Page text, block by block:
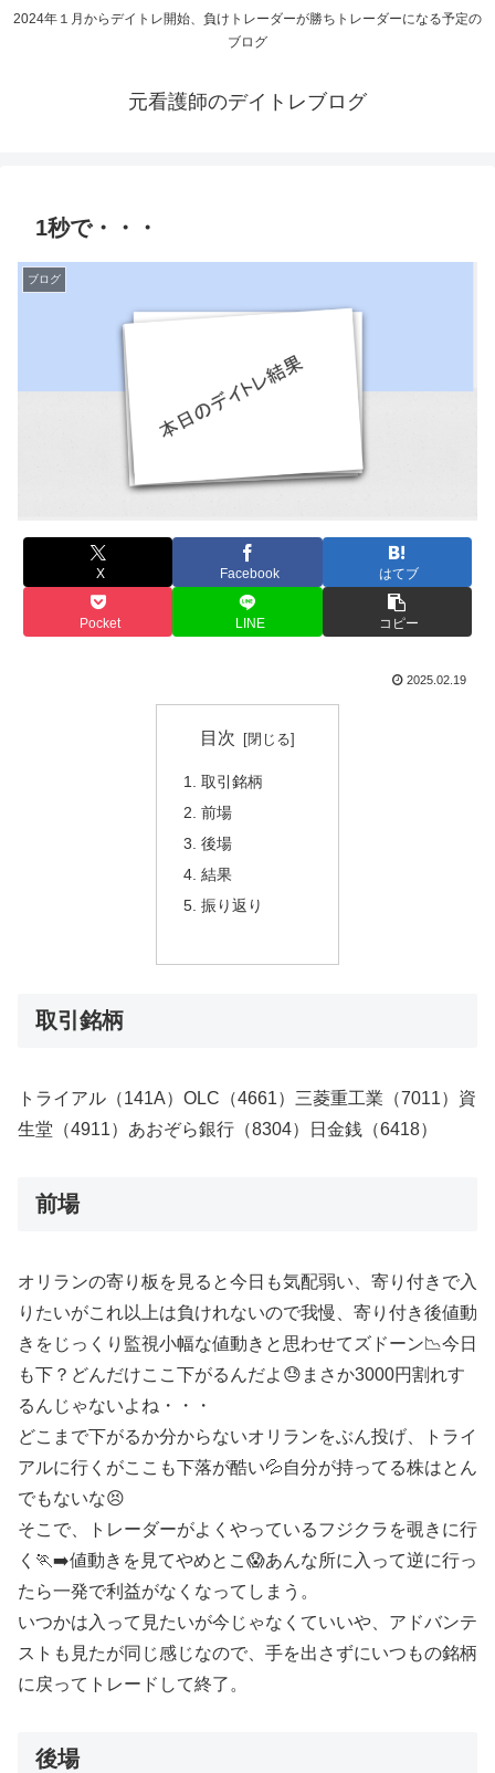
2024年１月からデイトレ開始、負けトレーダーが勝ちトレーダーになる予定の
ブログ
元看護師のデイトレブログ
1秒で・・・
ブログ
X Facebook はてブ
Pocket LINE コピー
2025.02.19
目次
取引銘柄
前場
後場
結果
振り返り
取引銘柄
トライアル（141A）OLC（4661）三菱重工業（7011）資
生堂（4911）あおぞら銀行（8304）日金銭（6418）
前場
オリランの寄り板を見ると今日も気配弱い、寄り付きで入
りたいがこれ以上は負けれないので我慢、寄り付き後値動
きをじっくり監視小幅な値動きと思わせてズドーン📉今日
も下？どんだけここ下がるんだよ😓まさか3000円割れす
るんじゃないよね・・・
どこまで下がるか分からないオリランをぶん投げ、トライ
アルに行くがここも下落が酷い💦自分が持ってる株はとん
でもないな😣
そこで、トレーダーがよくやっているフジクラを覗きに行
く🏃‍➡️値動きを見てやめとこ😱あんな所に入って逆に行っ
たら一発で利益がなくなってしまう。
いつかは入って見たいが今じゃなくていいや、アドバンテ
ストも見たが同じ感じなので、手を出さずにいつもの銘柄
に戻ってトレードして終了。
後場